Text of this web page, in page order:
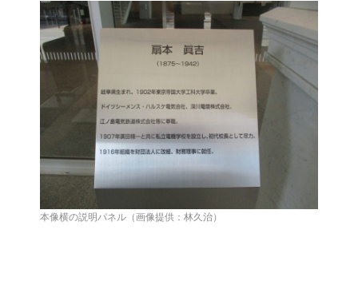
本像横の説明パネル（画像提供：林久治）